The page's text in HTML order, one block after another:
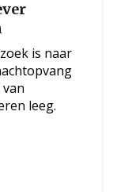
is naar
leeg.